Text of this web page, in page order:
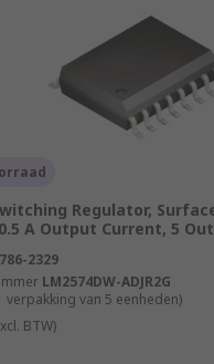
Regulator,
A Output Current, 5
786-2329
LM2574DW-ADJR2G
verpakking van 5 eenheden)
BTW)